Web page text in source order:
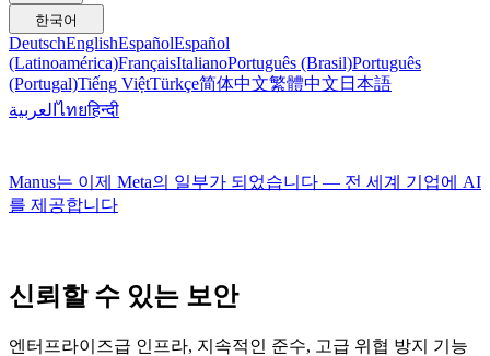
한국어
DeutschEnglishEspañolEspañol
(Latinoamérica)FrançaisItalianoPortuguês (Brasil)Português
(Portugal)Tiếng ViệtTürkçe简体中文繁體中文 日本語
العربيةไทยहिन्दी
Manus는 이제 Meta의 일부가 되었습니다 — 전 세계 기업에 AI
를 제공합니다
신뢰할 수 있는 보안
엔터프라이즈급 인프라, 지속적인 준수, 고급 위협 방지 기능